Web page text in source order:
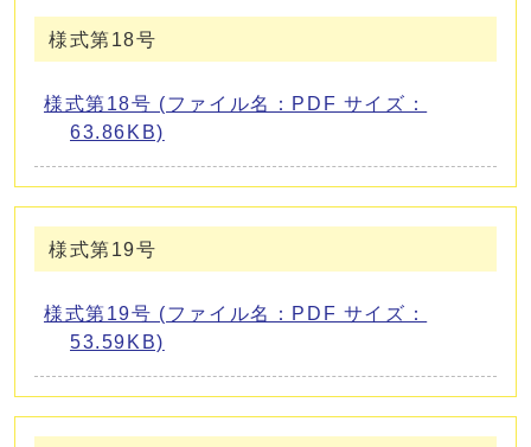
様式第18号
様式第18号 (ファイル名：PDF サイズ：
63.86KB)
様式第19号
様式第19号 (ファイル名：PDF サイズ：
53.59KB)